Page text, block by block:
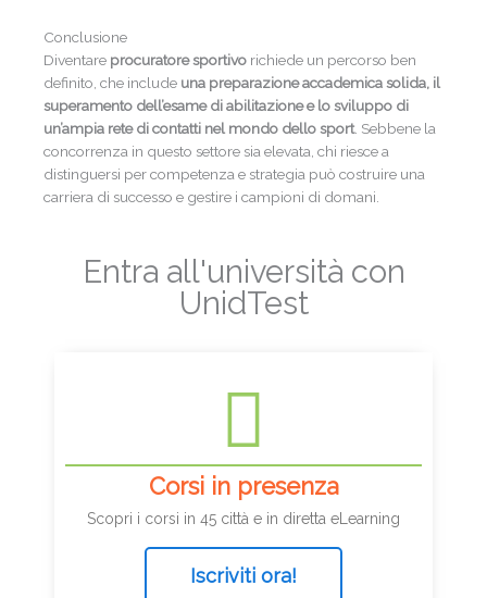
Conclusione
Diventare procuratore sportivo richiede un percorso ben
definito, che include una preparazione accademica solida, il
superamento dell’esame di abilitazione e lo sviluppo di
un’ampia rete di contatti nel mondo dello sport. Sebbene la
concorrenza in questo settore sia elevata, chi riesce a
distinguersi per competenza e strategia può costruire una
carriera di successo e gestire i campioni di domani.
Entra all'università con
UnidTest
Corsi in presenza
Scopri i corsi in 45 città e in diretta eLearning
Iscriviti ora!